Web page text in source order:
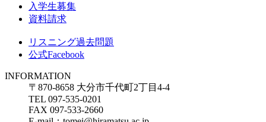
入学生募集
資料請求
リスニング過去問題
公式Facebook
INFORMATION
〒870-8658 大分市千代町2丁目4-4
TEL 097-535-0201
FAX 097-533-2660